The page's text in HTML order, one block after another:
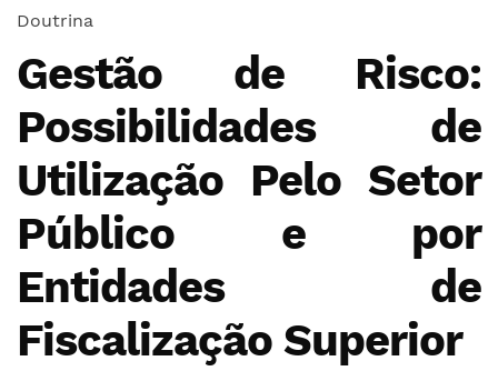
Doutrina
Gestão de Risco:
Possibilidades de
Utilização Pelo Setor
Público e por
Entidades de
Fiscalização Superior